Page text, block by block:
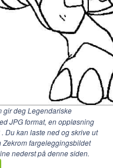
gir deg Legendariske
JPG format, en oppløsning
Du kan laste ned og skrive ut
fargeleggingsbildet
nederst på denne siden.